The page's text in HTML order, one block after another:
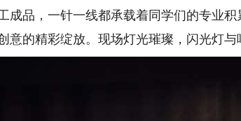
成品，一针一线都承载着同学们的专业
意的精彩绽放。现场灯光璀璨，闪光灯与